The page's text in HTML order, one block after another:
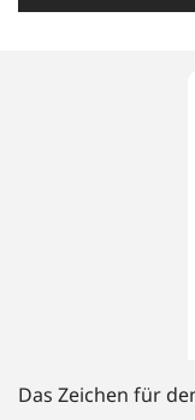
Das Zeichen für